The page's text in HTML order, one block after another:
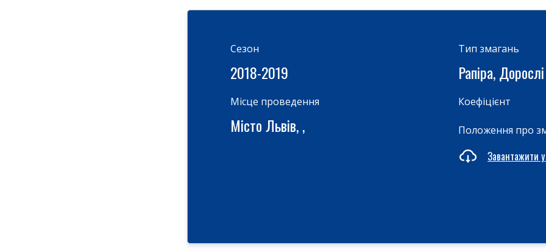
Cезон
2018-2019
Місце проведення
Місто Львів, ,
Тип змагань
Рапіра, Дорослі
Коефіцієнт
Положення про
Завантажити